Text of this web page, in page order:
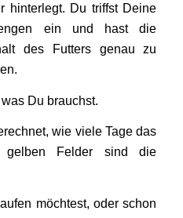
hinterlegt. Du triffst Deine
ein und hast die
des Futters genau zu
Du brauchst.
wie viele Tage das
gelben Felder sind die
möchtest, oder schon